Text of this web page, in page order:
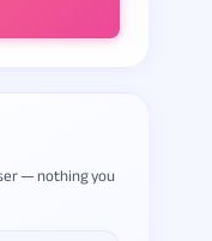
— nothing you